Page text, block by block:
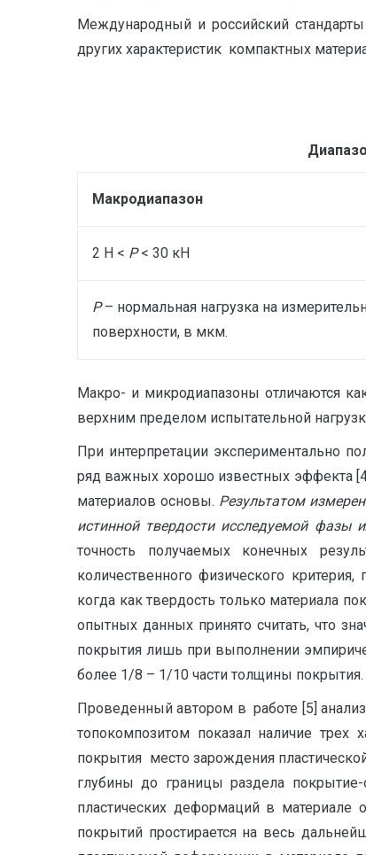
Международный и российский
других характеристик компактных
Макродиапазон
2 Н < P< 30 кН
Р– нормальная нагрузка на
поверхности, в мкм.
Макро- и микродиапазоны отличаются
верхним пределом испытательной
При интерпретации экспериментально
ряд важных хорошо известных эффекта
материалов основы. Результатом
истинной твердости исследуемой фазы
точность получаемых конечных
количественного физического
когда как твердость только материала
опытных данных принято считать, что
покрытия лишь при выполнении
более 1/8 – 1/10 части толщины покрытия.
Проведенный автором в работе [5]
топокомпозитом показал наличие
покрытия место зарождения
глубины до границы раздела
пластических деформаций в
покрытий простирается на весь